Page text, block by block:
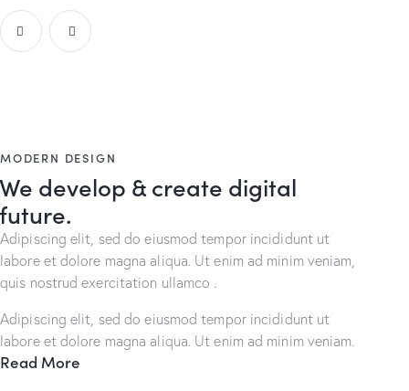
MODERN DESIGN
We develop & create digital
future.
Adipiscing elit, sed do eiusmod tempor incididunt ut
labore et dolore magna aliqua. Ut enim ad minim veniam,
quis nostrud exercitation ullamco .
Adipiscing elit, sed do eiusmod tempor incididunt ut
labore et dolore magna aliqua. Ut enim ad minim veniam.
Read More